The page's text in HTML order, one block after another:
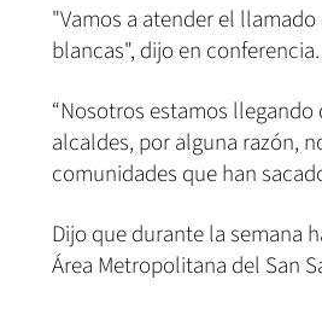
"Vamos a atender el
blancas", dijo en conferencia.
“Nosotros estamos
alcaldes, por alguna razón,
comunidades que han
Dijo que durante la semana
Área Metropolitana del San